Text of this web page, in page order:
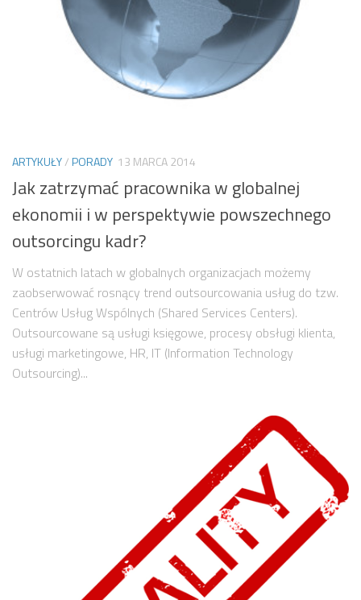
ARTYKUŁY/PORADY 13 MARCA 2014
Jak zatrzymać pracownika w globalnej
ekonomii i w perspektywie powszechnego
outsorcingu kadr?
W ostatnich latach w globalnych organizacjach możemy
zaobserwować rosnący trend outsourcowania usług do tzw.
Centrów Usług Wspólnych (Shared Services Centers).
Outsourcowane są usługi księgowe, procesy obsługi klienta,
usługi marketingowe, HR, IT (Information Technology
Outsourcing)...